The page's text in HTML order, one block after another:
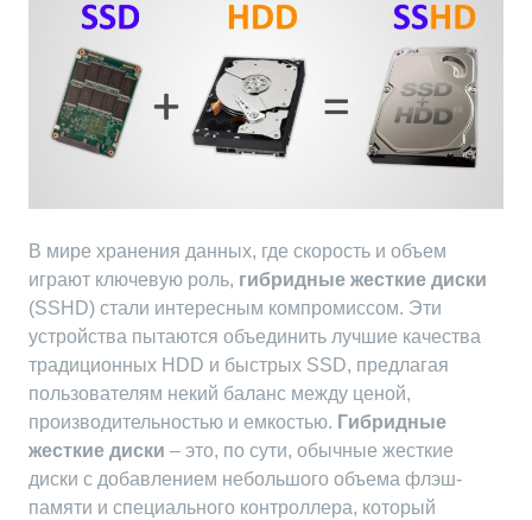
В мире хранения данных, где скорость и объем
играют ключевую роль, гибридные жесткие диски
(SSHD) стали интересным компромиссом. Эти
устройства пытаются объединить лучшие качества
традиционных HDD и быстрых SSD, предлагая
пользователям некий баланс между ценой,
производительностью и емкостью. Гибридные
жесткие диски – это, по сути, обычные жесткие
диски с добавлением небольшого объема флэш-
памяти и специального контроллера, который